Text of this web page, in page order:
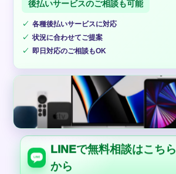
後払いサービスのご相談も可能
各種後払いサービスに対応
状況に合わせてご提案
即日対応のご相談もOK
LINEで無料相談はこちら
から